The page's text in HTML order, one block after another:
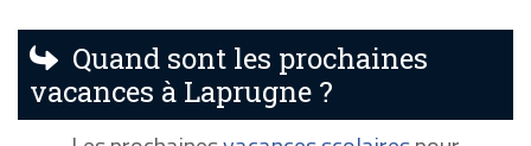
Quand sont les prochaines
vacances à Laprugne ?